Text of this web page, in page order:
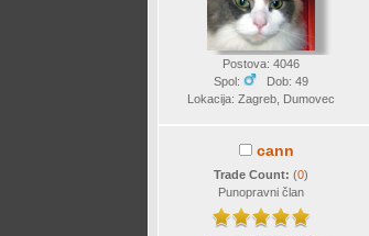
Postova: 4046
Spol:
Dob: 49
Lokacija: Zagreb, Dumovec
cann
Trade Count:(0)
Punopravni član